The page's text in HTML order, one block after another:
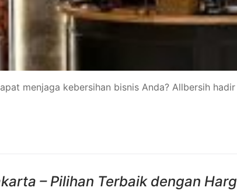
menjaga kebersihan bisnis Anda? Allbersih
– Pilihan Terbaik dengan